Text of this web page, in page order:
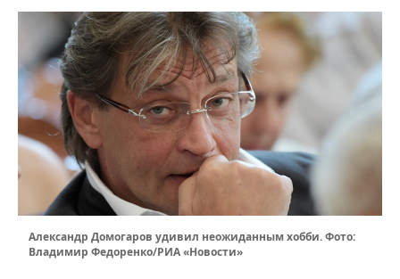
Александр Домогаров удивил неожиданным хобби. Фото:
Владимир Федоренко/РИА «Новости»